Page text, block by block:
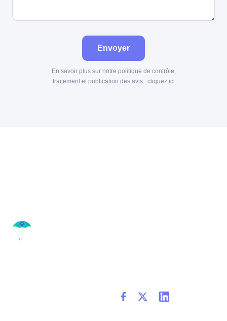
Envoyer
En savoir plus sur notre politique de contrôle,
traitement et publication des avis : cliquez ici